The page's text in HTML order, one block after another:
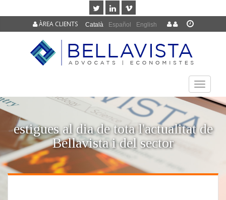
Català Español English
ÀREA CLIENTS
TOGGLE
estigues al dia de tota l'actualitat de
Bellavista i del sector